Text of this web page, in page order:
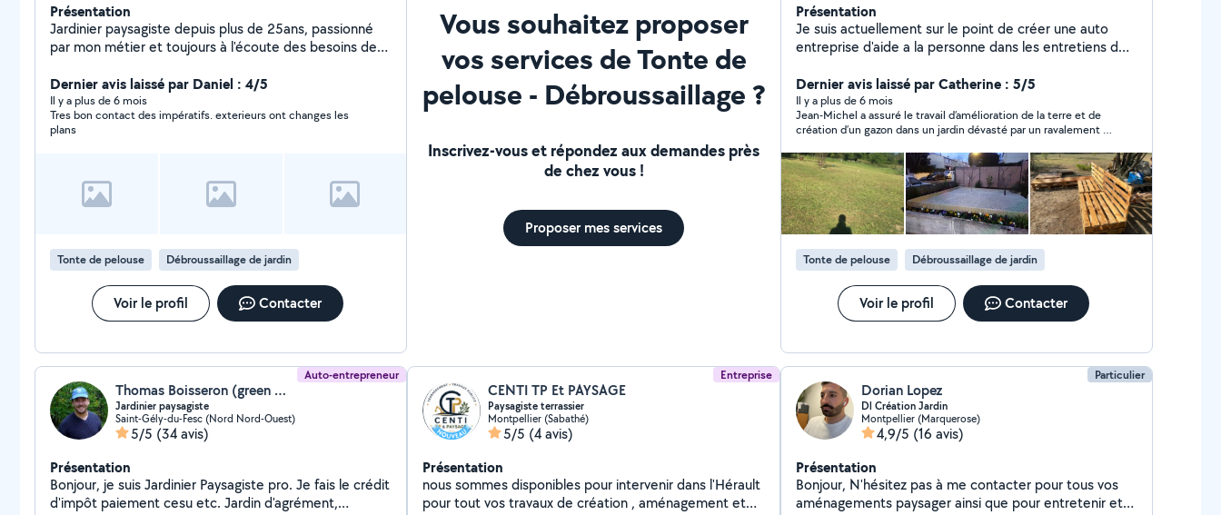
Présentation
Jardinier paysagiste depuis plus de 25ans, passionné
par mon métier et toujours à l'écoute des besoins de
de travaux de jardin: - Entretien régulier (tonte, taille de
haies, désherbage, coupe d'abres ect.) - Création et
aménagement d'espaces verts - Nettoyage de terrain,
élagage, plantations, débrouillage etc. En complément
petits bricolage et réparation diverses. Sérieux et
minutieux, je mets mon savoir-faire à votre service.
conseil, je me déplace volontiers.
Dernier avis laissé par Daniel : 4/5
Il y a plus de 6 mois
Tres bon contact des impératifs. exterieurs ont changes les
plans
Tonte de pelouse Débroussaillage de jardin
Voir le profil Contacter
Vous souhaitez proposer
vos services de Tonte de
pelouse - Débroussaillage ?
Inscrivez-vous et répondez aux demandes près
de chez vous !
Proposer mes services
Présentation
Je suis actuellement sur le point de créer une auto
entreprise d'aide a la personne dans les entretiens d
uniquement, tonte de pelouse tailles de haies,relève
courrier pendant vos vacances.entretien
Dernier avis laissé par Catherine : 5/5
Il y a plus de 6 mois
Jean-Michel a assuré le travail d’amélioration de la terre et de
création d’un gazon dans un jardin dévasté par un ravalement et
palmiers. Il a été très réactif, s’est déplacé pour faire un devis, a
conseillé pour la commande de terre, s’est déplacé pour aller la
récupérer et a fait un travail efficace : le gazon a poussé en une
semaine, les palmiers se portent bien. Le tout avec un rapport
qualité prix imbattable et un travail soigné. J’ai aussi
énormément apprécié ses compétences multiples, sa fiabilité,
sa constance et sa réactivité dans les échanges, l’honnêteté et
la simplicité dans les relations, le fait qu’il puisse venir à 2 pour
les travaux qui le nécessitent. Je ferais appel à lui la prochaine
fois que j’ai un besoin, même dans un autre domaine que le
jardinage car il a plusieurs domaines de savoir-faire. C’est très
précieux !
Tonte de pelouse Débroussaillage de jardin
Voir le profil Contacter
Auto-entrepreneur
Thomas Boisseron (green magic)
Jardinier paysagiste
Saint-Gély-du-Fesc (Nord Nord-Ouest)
5/5 (34 avis)
Présentation
Bonjour, je suis Jardinier Paysagiste pro. Je fais le crédit
d'impôt paiement cesu etc. Jardin d'agrément,
Entreprise
CENTI TP Et PAYSAGE
Paysagiste terrassier
Montpellier (Sabathé)
5/5 (4 avis)
Présentation
nous sommes disponibles pour intervenir dans l'Hérault
pour tout vos travaux de création , aménagement et
Particulier
Dorian Lopez
Dl Création Jardin
Montpellier (Marquerose)
4,9/5 (16 avis)
Présentation
Bonjour, N'hésitez pas à me contacter pour tous vos
aménagements paysager ainsi que pour entretenir et